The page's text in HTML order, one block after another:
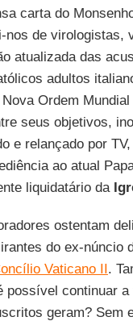
carta do
de virologistas,
atualizada das
adultos
Ordem
seus objetivos,
e relançado por
ao atual
liquidatário da
ostentam
do ex-núncio
Vaticano II.
possível continuar a
geram? Sem